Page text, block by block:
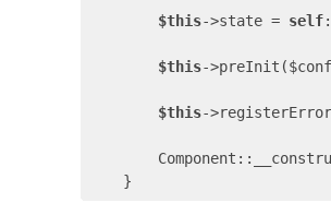
$this->state = self
$this-
$this-